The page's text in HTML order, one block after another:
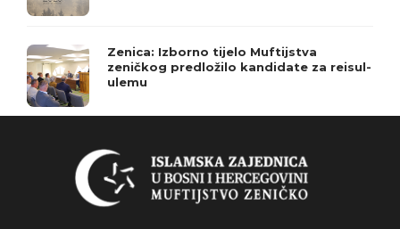
Zenica: Izborno tijelo Muftijstva
zeničkog predložilo kandidate za reisul-
ulemu